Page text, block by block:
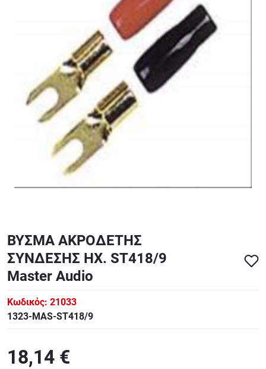
ΒΥΣΜΑ ΑΚΡΟΔΕΤΗΣ
ΣΥΝΔΕΣΗΣ ΗΧ. ST418/9
Master Audio
Κωδικός: 21033
1323-MAS-ST418/9
18,14 €
ΑΞΕΣΟΥΑΡ - ΑΝΤΑΛΛΑΚΤΙΚΑ ΚΙΘΑΡΑΣ ΜΠΑΣΟΥ
ΤΕΤΡΑΔΙΑ-DVD-CD